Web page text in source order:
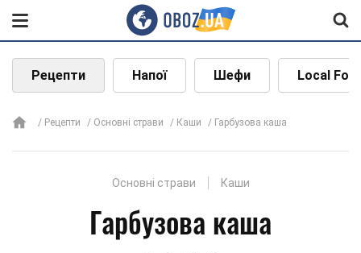
Рецепти Напої Шефи Local
Рецепти Основні страви Каши Гарбузова каша
Основні страви Каши
Гарбузова каша